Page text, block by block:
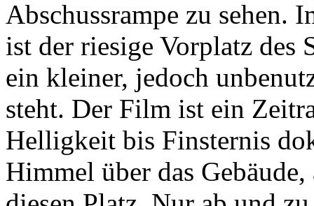
Abschussrampe zu sehen.
ist der riesige Vorplatz des
ein kleiner, jedoch
steht. Der Film ist ein
Helligkeit bis Finsternis
Himmel über das